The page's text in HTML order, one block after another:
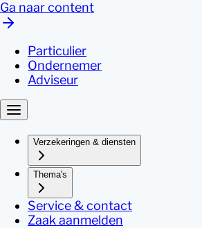
Ga naar content
Particulier
Ondernemer
Adviseur
Verzekeringen & diensten
Thema's
Service & contact
Zaak aanmelden